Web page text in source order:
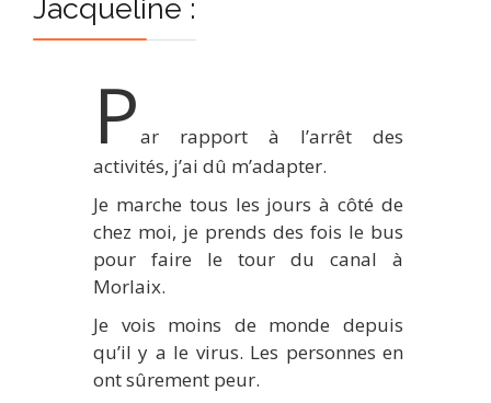
Jacqueline :
Par rapport à l’arrêt des
activités, j’ai dû m’adapter.
Je marche tous les jours à côté de
chez moi, je prends des fois le bus
pour faire le tour du canal à
Morlaix.
Je vois moins de monde depuis
qu’il y a le virus. Les personnes en
ont sûrement peur.